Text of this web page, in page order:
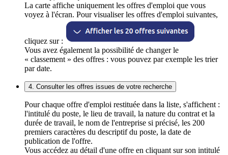
La carte affiche uniquement les offres d'emploi que vous
voyez à l'écran. Pour visualiser les offres d'emploi suivantes,
cliquez sur :
Vous avez également la possibilité de changer le
« classement » des offres : vous pouvez par exemple les trier
par date.
4. Consulter les offres issues de votre recherche
Pour chaque offre d'emploi restituée dans la liste, s'affichent :
l'intitulé du poste, le lieu de travail, la nature du contrat et la
durée de travail, le nom de l'entreprise si précisé, les 200
premiers caractères du descriptif du poste, la date de
publication de l'offre.
Vous accédez au détail d'une offre en cliquant sur son intitulé